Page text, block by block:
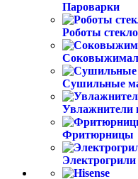
Пароварки
Роботы
Сушильные
Увлажнители
Фритюрницы
Электрогрили